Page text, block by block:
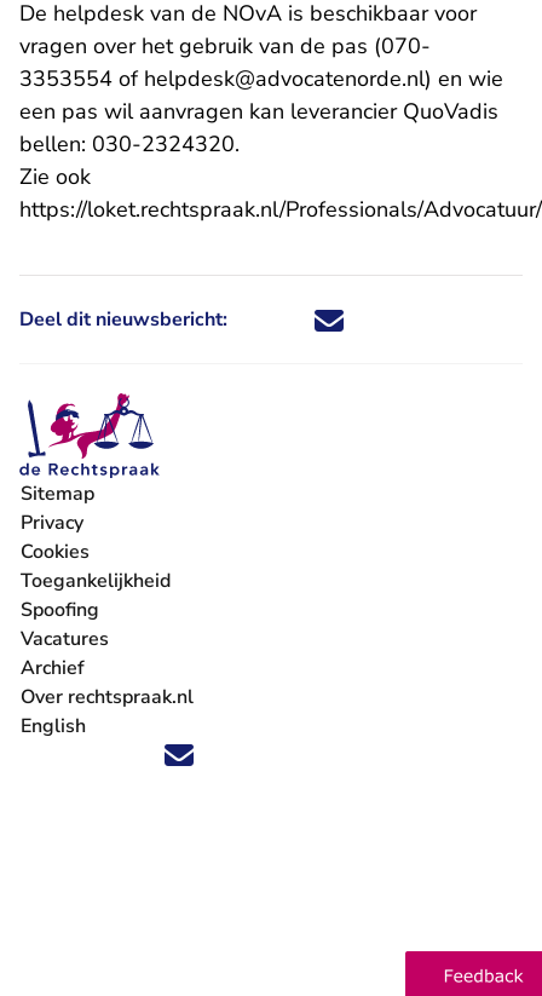
De helpdesk van de NOvA is beschikbaar voor
vragen over het gebruik van de pas (070-
3353554 of helpdesk@advocatenorde.nl- U verlaat
) en wie
een pas wil aanvragen kan leverancier QuoVadis
bellen: 030-2324320.
Zie ook
https://loket.rechtspraak.nl/Professionals/
Deel dit nieuwsbericht: Deel dit nieuwsbericht via X -
Deel dit nieuwsbericht via
Deel dit nieuwsbericht
Deel dit
Volg ons op X (Twitter) - U verlaat Rechtspraak.nl
Volg ons op Facebook - U verlaat Rechtspraak.nl
Volg ons op Instagram - U verlaat Rechtspraak.nl
Volg ons op Youtube - U verlaat Rechtspraak.nl
Volg ons op LinkedIn - U verlaat
'Blijf op de hoogte' nieuwsbrief - U verlaat
Sitemap
Privacy
Cookies
Toegankelijkheid
Spoofing
Vacatures
- U verlaat Rechtspraak.nl
Archief
Over rechtspraak.nl
English